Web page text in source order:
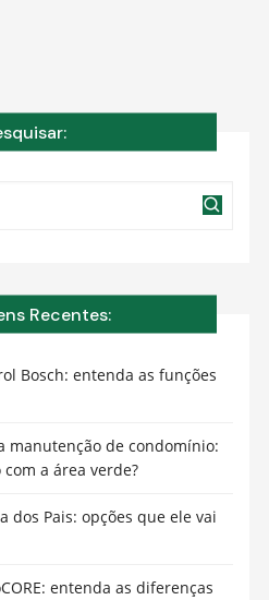
Recentes:
Bosch: entenda as funções
manutenção de condomínio:
a área verde?
dos Pais: opções que ele vai
entenda as diferenças